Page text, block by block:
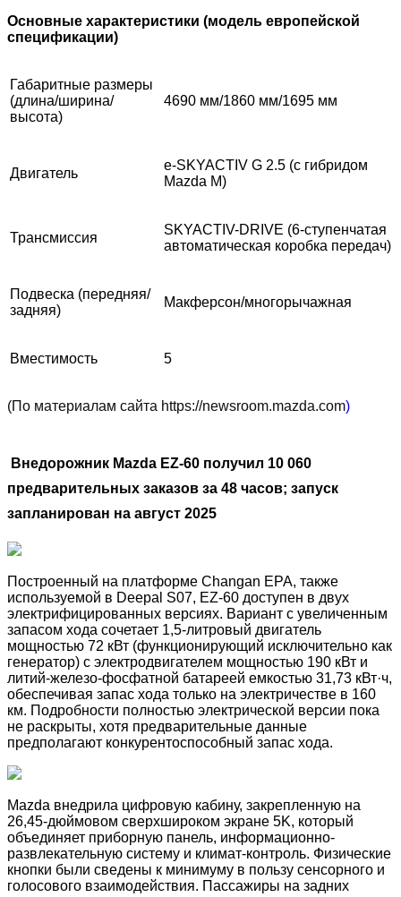
Основные характеристики (модель европейской
спецификации)
Габаритные размеры
(длина/ширина/
высота)
4690 мм/1860 мм/1695 мм
Двигатель
e-SKYACTIV G 2.5 (с гибридом
Mazda M)
Трансмиссия
SKYACTIV-DRIVE (6-ступенчатая
автоматическая коробка передач)
Подвеска (передняя/
задняя)
Макферсон/многорычажная
Вместимость 5
(По материалам сайта https://newsroom.mazda.com)
Внедорожник Mazda EZ-60 получил 10 060
предварительных заказов за 48 часов; запуск
запланирован на август 2025
Построенный на платформе Changan EPA, также
используемой в Deepal S07, EZ-60 доступен в двух
электрифицированных версиях. Вариант с увеличенным
запасом хода сочетает 1,5-литровый двигатель
мощностью 72 кВт (функционирующий исключительно как
генератор) с электродвигателем мощностью 190 кВт и
литий-железо-фосфатной батареей емкостью 31,73 кВт·ч,
обеспечивая запас хода только на электричестве в 160
км. Подробности полностью электрической версии пока
не раскрыты, хотя предварительные данные
предполагают конкурентоспособный запас хода.
Mazda внедрила цифровую кабину, закрепленную на
26,45-дюймовом сверхшироком экране 5K, который
объединяет приборную панель, информационно-
развлекательную систему и климат-контроль. Физические
кнопки были сведены к минимуму в пользу сенсорного и
голосового взаимодействия. Пассажиры на задних